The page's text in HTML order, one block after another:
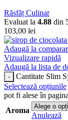
Răsfăț Culinar
Evaluat la 4.88 din
103,00 lei
Adaugă la
Vizualizare rapidă
Adaugă la lista de
Cantitate Slim
Selectează opțiunile
pot fi alese în
Aroma
Anulează